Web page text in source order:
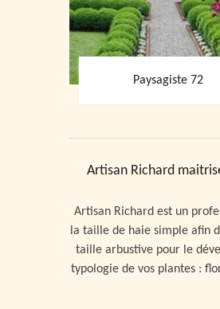
Paysagiste 72
Artisan Richard
Artisan Richard est un
la taille de haie simple afin
taille arbustive pour le
typologie de vos plantes :